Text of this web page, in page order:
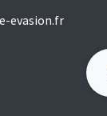
evasion.fr